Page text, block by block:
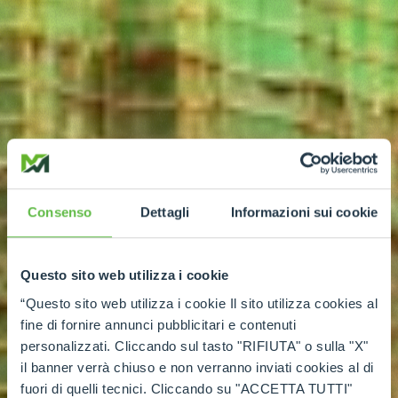
Consenso Dettagli Informazioni sui cookie
Questo sito web utilizza i cookie
“Questo sito web utilizza i cookie Il sito utilizza cookies al
fine di fornire annunci pubblicitari e contenuti
personalizzati. Cliccando sul tasto "RIFIUTA" o sulla "X"
il banner verrà chiuso e non verranno inviati cookies al di
fuori di quelli tecnici. Cliccando su "ACCETTA TUTTI"